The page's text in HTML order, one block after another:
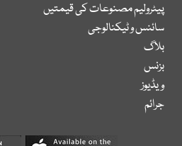
پیٹرولیم مصنوعات کی قیمتیں
سائنس و ٹیکنالوجی
بلاگ
بزنس
ویڈیوز
جرائم